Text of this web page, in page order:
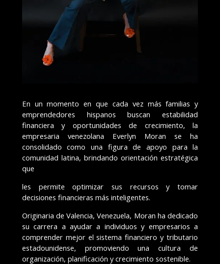
En un momento en que cada vez más familias y
emprendedores hispanos buscan estabilidad
financiera y oportunidades de crecimiento, la
empresaria venezolana Everlyn Moran se ha
consolidado como una figura de apoyo para la
comunidad latina, brindando orientación estratégica
que
les permite optimizar sus recursos y tomar
decisiones financieras más inteligentes.
Originaria de Valencia, Venezuela, Moran ha dedicado
su carrera a ayudar a individuos y empresarios a
comprender mejor el sistema financiero y tributario
estadounidense, promoviendo una cultura de
organización, planificación y crecimiento sostenible.